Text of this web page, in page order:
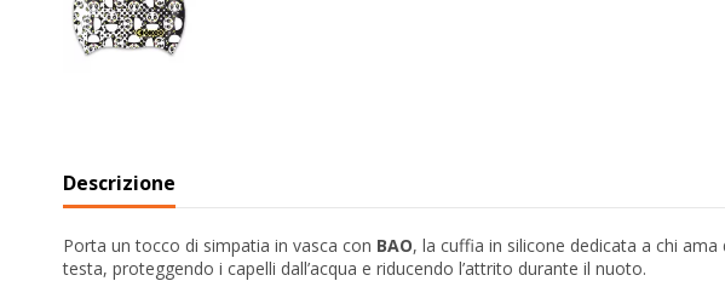
Descrizione
Porta un tocco di simpatia in vasca con BAO, la cuffia in silicone dedicata a chi
testa, proteggendo i capelli dall’acqua e riducendo l’attrito durante il nuoto.